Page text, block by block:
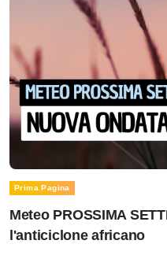
Prima Pagina
Meteo PROSSIMA
l'anticiclone africano